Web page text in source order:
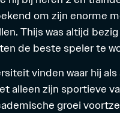
om zijn enorme
Thijs was altijd
de beste speler te
vinden waar hij
alleen zijn sportieve
groei